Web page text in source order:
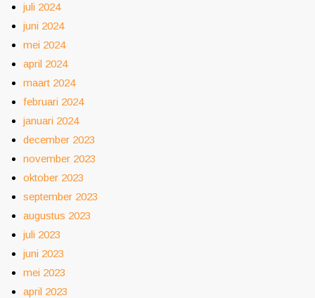
juli 2024
juni 2024
mei 2024
april 2024
maart 2024
februari 2024
januari 2024
december 2023
november 2023
oktober 2023
september 2023
augustus 2023
juli 2023
juni 2023
mei 2023
april 2023